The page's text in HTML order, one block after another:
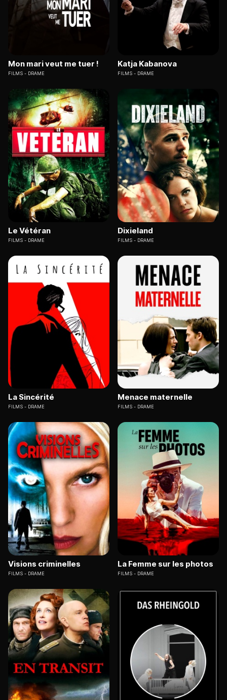
Mon mari veut me tuer !
FILMS DRAME
Katja Kabanova
FILMS DRAME
Le Vétéran
FILMS DRAME
Dixieland
FILMS DRAME
La Sincérité
FILMS DRAME
Menace maternelle
FILMS DRAME
Visions criminelles
FILMS DRAME
La Femme sur les photos
FILMS DRAME